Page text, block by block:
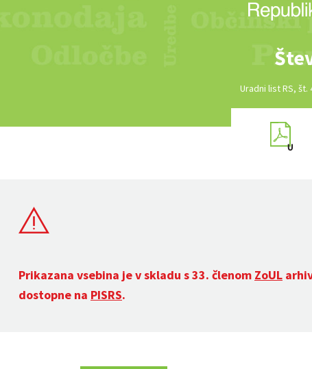
Uradni list RS, št.
Prikazana vsebina je v skladu s 33. členom ZoUL
dostopne na PISRS.